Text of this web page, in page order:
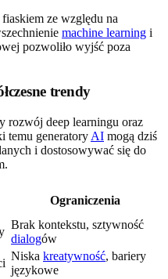
ze względu na
machine learning i
pozwoliło wyjść poza
trendy
rozwój deep learningu oraz
temu generatory AI mogą dziś
i dostosowywać się do
Ograniczenia
Brak kontekstu, sztywność
dialogów
Niska kreatywność, bariery
językowe